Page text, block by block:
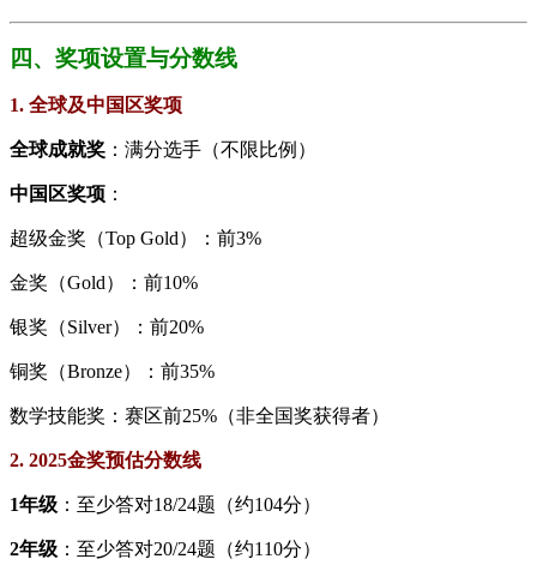
四、奖项设置与分数线
1. 全球及中国区奖项
​全球成就奖​ ​：满分选手（不限比例）
​中国区奖项​ ​：
超级金奖（Top Gold）：前3%
金奖（Gold）：前10%
银奖（Silver）：前20%
铜奖（Bronze）：前35%
数学技能奖：赛区前25%（非全国奖获得者）
2. 2025金奖预估分数线
​1年级​ ​：至少答对18/24题（约104分）
​2年级​ ​：至少答对20/24题（约110分）